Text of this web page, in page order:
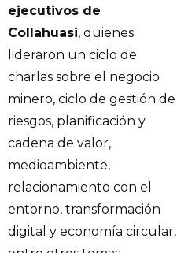
ejecutivos de
Collahuasi, quienes
lideraron un ciclo de
charlas sobre el negocio
minero, ciclo de gestión de
riesgos, planificación y
cadena de valor,
medioambiente,
relacionamiento con el
entorno, transformación
digital y economía circular,